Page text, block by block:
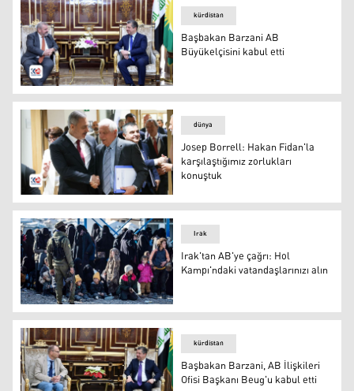
Başbakan Mesrur ​​Barzani ve Avrupa Birliği'nin (AB)
kürdistan
Başbakan Barzani AB
Büyükelçisini kabul etti
AB Dış İlişkiler ve Güvenlik Politikası Yüksek
dünya
Josep Borrell: Hakan Fidan'la
karşılaştığımız zorlukları
konuştuk
Irak'tan AB'ye çağrı: Hol Kampı'ndaki vatandaşlarınızı
Irak
Irak'tan AB'ye çağrı: Hol
Kampı'ndaki vatandaşlarınızı alın
kürdistan
Başbakan Barzani, AB İlişkileri
Ofisi Başkanı Beug'u kabul etti